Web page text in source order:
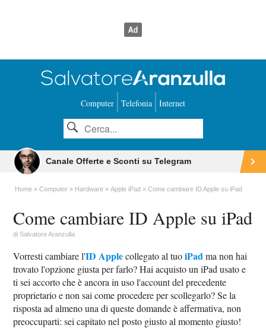
Computer Telefonia Internet
Canale Offerte e Sconti su Telegram
Home Computer Hardware Apple iPad Come cambiare ID Apple su iPad
Come cambiare ID Apple su iPad
diSalvatore Aranzulla
Vorresti cambiare l'ID Applecollegato al tuoiPadma non hai
trovato l'opzione giusta per farlo? Hai acquisto un iPad usato e
ti sei accorto che è ancora in uso l'account del precedente
proprietario e non sai come procedere per scollegarlo? Se la
risposta ad almeno una di queste domande è affermativa, non
preoccuparti: sei capitato nel posto giusto al momento giusto!